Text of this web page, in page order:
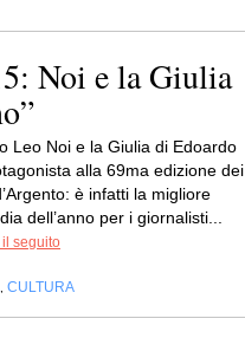
Noi e la Giulia
Leo Noi e la Giulia di Edoardo
alla 69ma edizione dei
è infatti la migliore
dell’anno per i giornalisti...
il seguito
CULTURA